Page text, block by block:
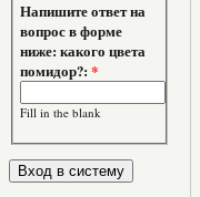
Напишите ответ на
вопрос в форме
ниже: какого цвета
помидор?:*
Fill in the blank